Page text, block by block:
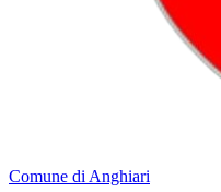
Comune di Anghiari